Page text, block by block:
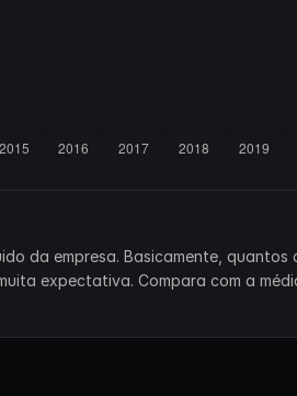
da empresa. Basicamente,
expectativa. Compara com a